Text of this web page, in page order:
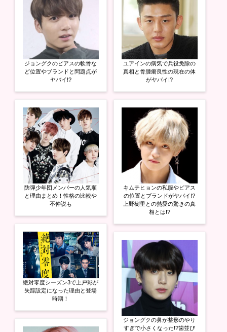
ジョングクのピアスの軟骨な
ど位置やブランドと問題点が
ヤバイ!?
防弾少年団メンバーの人気順
と理由まとめ！性格の比較や
不仲説も
絶対零度シーズン3で上戸彩が
失踪設定になった理由と登場
時期！
ユアインの病気で兵役免除の
真相と骨腫瘍良性の現在の体
がヤバイ!?
キムテヒョンの私服やピアス
の位置とブランドがヤバイ!?
上野樹里との熱愛の驚きの真
相とは!?
ジョングクの鼻が整形のやり
すぎで小さくなった!?歯並び